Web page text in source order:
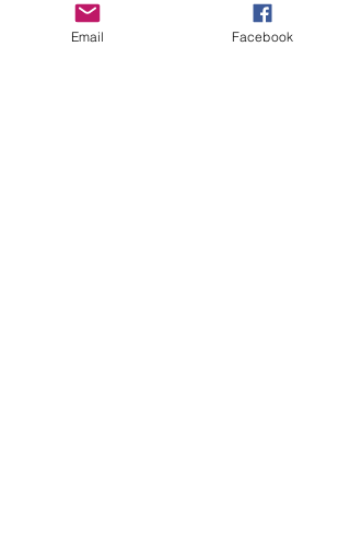
U bent welkom bij Bethanië, Plateelhof
Email Facebook